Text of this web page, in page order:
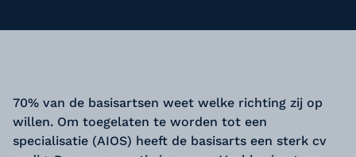
70% van de basisartsen weet welke richting zij op
willen. Om toegelaten te worden tot een
specialisatie (AIOS) heeft de basisarts een sterk cv